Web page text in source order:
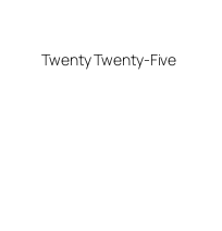
Twenty Twenty-Five